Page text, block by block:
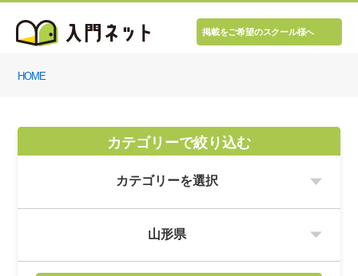
掲載をご希望のスクール様へ
HOME
カテゴリーで絞り込む